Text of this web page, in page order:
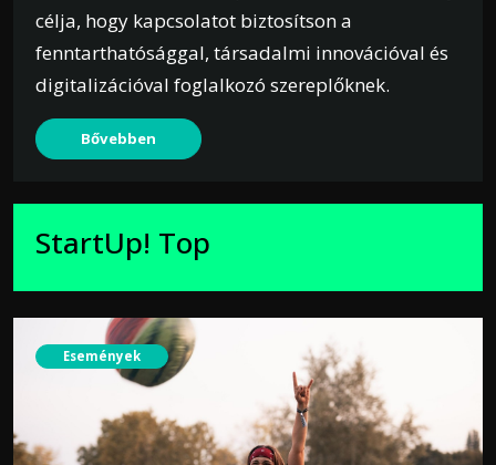
célja, hogy kapcsolatot biztosítson a
fenntarthatósággal, társadalmi innovációval és
digitalizációval foglalkozó szereplőknek.
Bővebben
StartUp! Top
Események